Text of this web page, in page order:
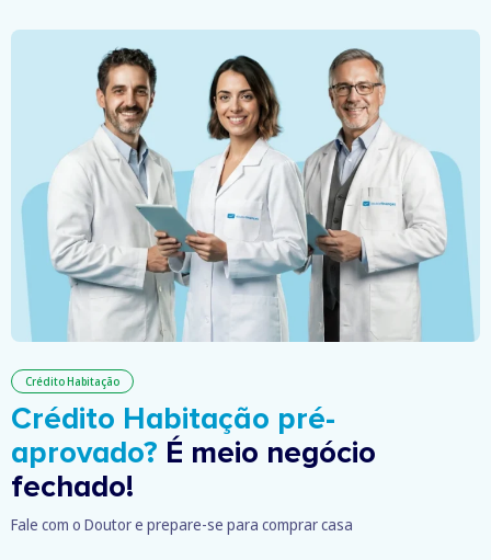
Crédito Habitação
Crédito Habitação pré-
aprovado? É meio negócio
fechado!
Fale com o Doutor e prepare-se para comprar casa